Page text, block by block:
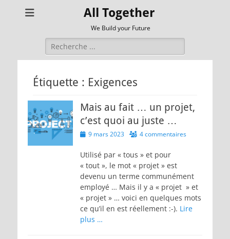
All Together
We Build your Future
Rechercher :
Étiquette : Exigences
Mais au fait … un projet,
c’est quoi au juste …
Posted
9 mars 2023 4 commentaires
Utilisé par « tous » et pour
« tout », le mot « projet » est
devenu un terme communément
employé … Mais il y a « projet » et
« projet » … voici en quelques mots
ce qu’il en est réellement :-). Lire
plus …